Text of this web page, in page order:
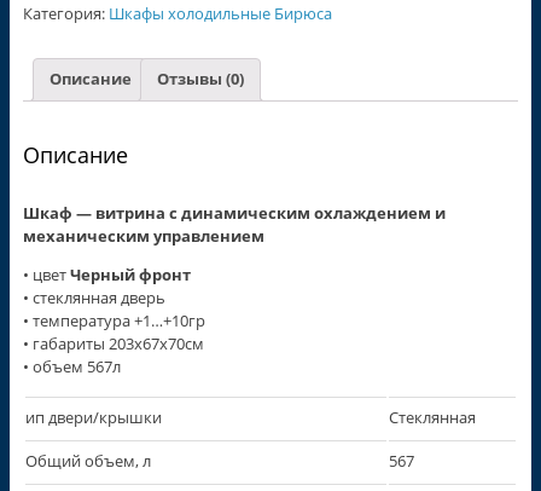
Категория: Шкафы холодильные Бирюса
Описание Отзывы (0)
Описание
Шкаф — витрина с динамическим охлаждением и
механическим управлением
• цветЧерный фронт
• стеклянная дверь
• температура +1…+10гр
• габариты 203х67х70см
• объем 567л
ип двери/крышки
Стеклянная
Общий объем, л
567